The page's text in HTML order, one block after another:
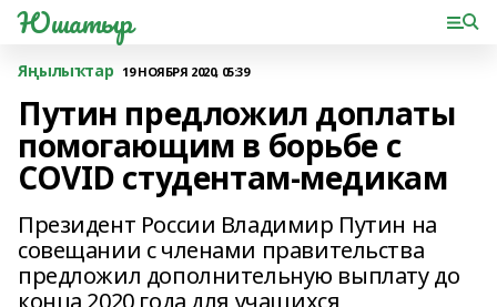
Юшатыр
Яңылыҡтар 19 НОЯБРЯ 2020, 05:39
Путин предложил доплаты
помогающим в борьбе с
COVID студентам-медикам
Президент России Владимир Путин на
совещании с членами правительства
предложил дополнительную выплату до
конца 2020 года для учащихся